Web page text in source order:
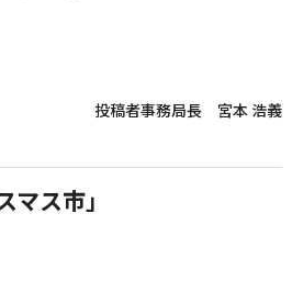
投稿者事務局長 宮本 浩義
マス市」